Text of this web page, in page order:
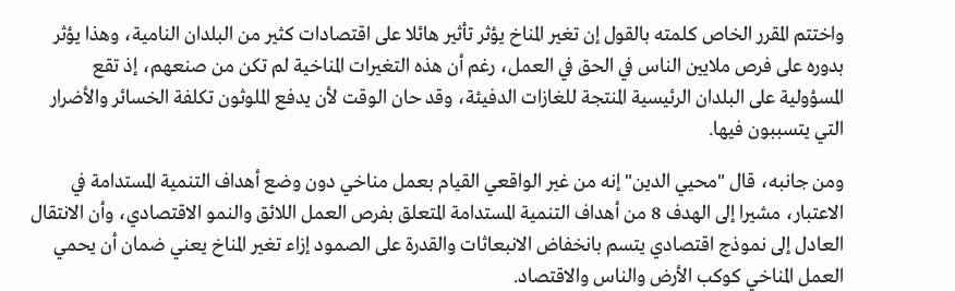
واختتم المقرر الخاص كلمته بالقول إن تغير المناخ يؤثر تأثير هائلا على اقتصادات كثير من البلدان النامية، وهذا يؤثر
بدوره على فرص ملايين الناس في الحق في العمل، رغم أن هذه التغيرات المناخية لم تكن من صنعهم، إذ تقع
المسؤولية على البلدان الرئيسية المنتجة للغازات الدفيئة، وقد حان الوقت لأن يدفع الملوثون تكلفة الخسائر والأضرار
التي يتسببون فيها.
ومن جانبه، قال "محيي الدين" إنه من غير الواقعي القيام بعمل مناخي دون وضع أهداف التنمية المستدامة في
الاعتبار، مشيرا إلى الهدف 8 من أهداف التنمية المستدامة المتعلق بفرص العمل اللائق والنمو الاقتصادي، وأن الانتقال
العادل إلى نموذج اقتصادي يتسم بانخفاض الانبعاثات والقدرة على الصمود إزاء تغير المناخ يعني ضمان أن يحمي
العمل المناخي كوكب الأرض والناس والاقتصاد.